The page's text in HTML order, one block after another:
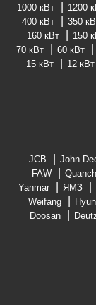
1000 кВт
1200
400 кВт
350
160 кВт
150
70 кВт
60 кВт
15 кВт
12 кВт
JCB John
FAW
Yanmar
ЯМЗ
Weifang
Doosan